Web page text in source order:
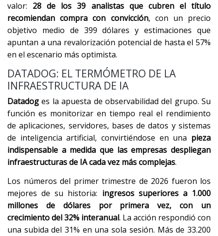
valor: 28 de los 39 analistas que cubren el título
recomiendan compra con convicción, con un precio
objetivo medio de 399 dólares y estimaciones que
apuntan a una revalorización potencial de hasta el 57%
en el escenario más optimista.
DATADOG: EL TERMÓMETRO DE LA
INFRAESTRUCTURA DE IA
Datadog es la apuesta de observabilidad del grupo. Su
función es monitorizar en tiempo real el rendimiento
de aplicaciones, servidores, bases de datos y sistemas
de inteligencia artificial, convirtiéndose en una pieza
indispensable a medida que las empresas despliegan
infraestructuras de IA cada vez más complejas.
Los números del primer trimestre de 2026 fueron los
mejores de su historia: ingresos superiores a 1.000
millones de dólares por primera vez, con un
crecimiento del 32% interanual. La acción respondió con
una subida del 31% en una sola sesión. Más de 33.200